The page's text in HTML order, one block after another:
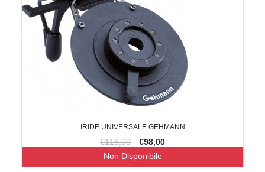
IRIDE UNIVERSALE GEHMANN
€116,00 €98,00
Non Disponibile